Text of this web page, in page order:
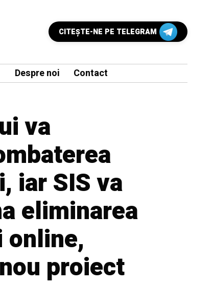
CITEŞTE-NE PE TELEGRAM
Despre noi Contact
va
iar SIS va
eliminarea
proiect